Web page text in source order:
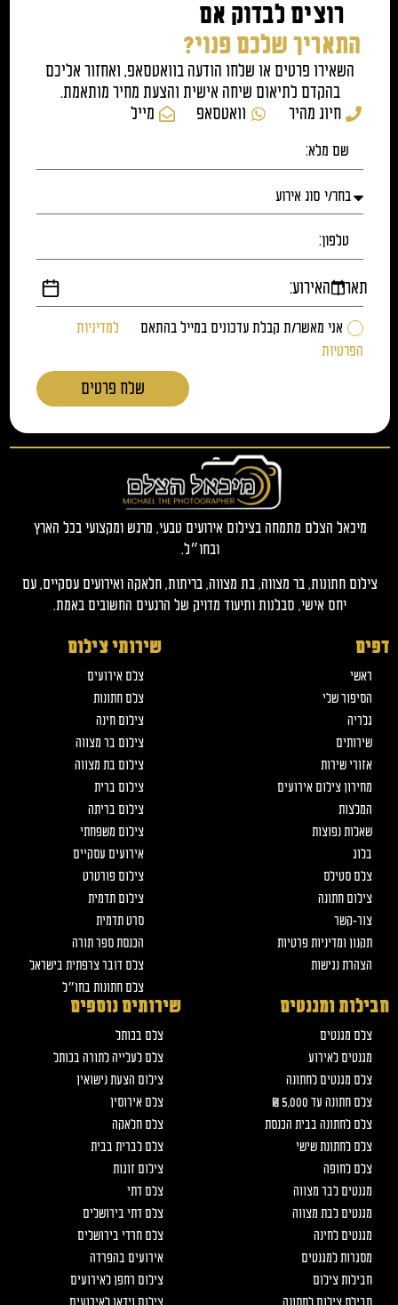
רוצים לבדוק אם
התאריך שלכם פנוי?
השאירו פרטים או שלחו הודעה בוואטסאפ, ואחזור אליכם
בהקדם לתיאום שיחה אישית והצעת מחיר מותאמת.
חיוג מהיר
וואטסאפ מייל
תאריך האירוע:
אני מאשר/ת קבלת עדכונים במייל בהתאם
למדיניות
הפרטיות
שלח פרטים
מיכאל הצלם מתמחה בצילום אירועים טבעי, מרגש ומקצועי בכל הארץ
ובחו״ל.
צילום חתונות, בר מצווה, בת מצווה, בריתות, חלאקה ואירועים עסקיים, עם
יחס אישי, סבלנות ותיעוד מדויק של הרגעים החשובים באמת.
דפים
ראשי
הסיפור שלי
גלריה
שירותים
אזורי שירות
מחירון צילום אירועים
המלצות
שאלות נפוצות
בלוג
צלם סטילס
צילום חתונה
צור-קשר
תקנון ומדיניות פרטיות
הצהרת נגישות
שירותי צילום
צלם אירועים
צלם חתונות
צילום חינה
צילום בר מצווה
צילום בת מצווה
צילום ברית
צילום בריתה
צילום משפחתי
אירועים עסקיים
צילום פורטרט
צילום תדמית
סרט תדמית
הכנסת ספר תורה
צלם דובר צרפתית בישראל
צלם חתונות בחו״ל
חבילות ומגנטים
צלם מגנטים
מגנטים לאירוע
צלם מגנטים לחתונה
צלם חתונה עד 5,000 ₪
צלם לחתונה בבית הכנסת
צלם לחתונת שישי
צלם לחופה
מגנטים לבר מצווה
מגנטים לבת מצווה
מגנטים לחינה
מסגרות למגנטים
חבילות צילום
שירותים נוספים
צלם בכותל
צלם לעלייה לתורה בכותל
צילום הצעת נישואין
צלם אירוסין
צלם חלאקה
צלם לברית בבית
צילום זוגות
צלם דתי
צלם דתי בירושלים
צלם חרדי בירושלים
אירועים בהפרדה
צילום רחפן לאירועים